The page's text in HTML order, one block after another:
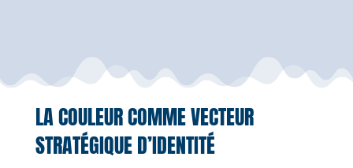
LA COULEUR COMME VECTEUR
STRATÉGIQUE D’IDENTITÉ